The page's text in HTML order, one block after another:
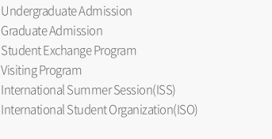
Undergraduate Admission
Graduate Admission
Student Exchange Program
Visiting Program
International Summer Session(ISS)
International Student Organization(ISO)